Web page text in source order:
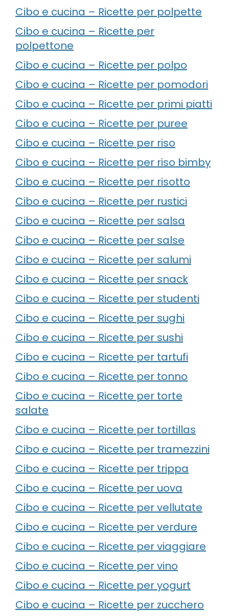
Cibo e cucina – Ricette per polpette
Cibo e cucina – Ricette per
polpettone
Cibo e cucina – Ricette per polpo
Cibo e cucina – Ricette per pomodori
Cibo e cucina – Ricette per primi piatti
Cibo e cucina – Ricette per puree
Cibo e cucina – Ricette per riso
Cibo e cucina – Ricette per riso bimby
Cibo e cucina – Ricette per risotto
Cibo e cucina – Ricette per rustici
Cibo e cucina – Ricette per salsa
Cibo e cucina – Ricette per salse
Cibo e cucina – Ricette per salumi
Cibo e cucina – Ricette per snack
Cibo e cucina – Ricette per studenti
Cibo e cucina – Ricette per sughi
Cibo e cucina – Ricette per sushi
Cibo e cucina – Ricette per tartufi
Cibo e cucina – Ricette per tonno
Cibo e cucina – Ricette per torte
salate
Cibo e cucina – Ricette per tortillas
Cibo e cucina – Ricette per tramezzini
Cibo e cucina – Ricette per trippa
Cibo e cucina – Ricette per uova
Cibo e cucina – Ricette per vellutate
Cibo e cucina – Ricette per verdure
Cibo e cucina – Ricette per viaggiare
Cibo e cucina – Ricette per vino
Cibo e cucina – Ricette per yogurt
Cibo e cucina – Ricette per zucchero